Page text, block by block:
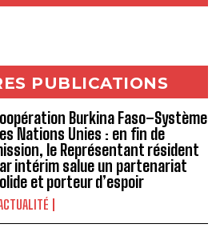
PUBLICATIONS
Burkina Faso–Système
Nations Unies : en fin de
le Représentant résident
intérim salue un partenariat
et porteur d’espoir